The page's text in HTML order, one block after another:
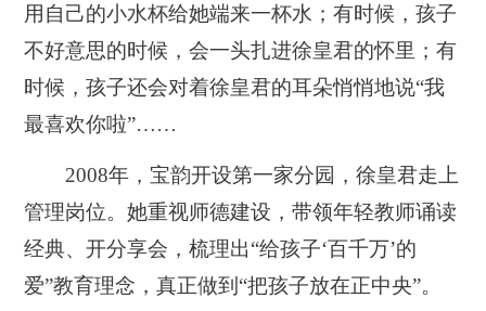
用自己的小水杯给她端来一杯水；有时候，孩子
不好意思的时候，会一头扎进徐皇君的怀里；有
时候，孩子还会对着徐皇君的耳朵悄悄地说“我
最喜欢你啦”……
2008年，宝韵开设第一家分园，徐皇君走上
管理岗位。她重视师德建设，带领年轻教师诵读
经典、开分享会，梳理出“给孩子‘百千万’的
爱”教育理念，真正做到“把孩子放在正中央”。